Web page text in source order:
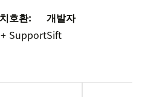
호환:
Support
개발자
Sift